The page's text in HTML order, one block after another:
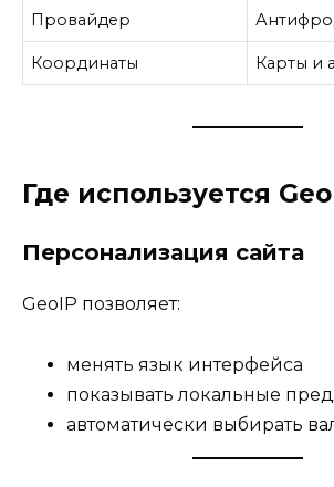
Провайдер
Координаты Карты и
Где используется
Персонализация сайта
GeoIP позволяет:
менять язык интерфейса
показывать локальные
автоматически выбирать